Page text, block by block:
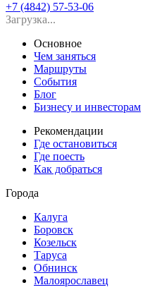
+7 (4842) 57-53-06
Загрузка...
Основное
Чем заняться
Маршруты
События
Блог
Бизнесу и инвесторам
Рекомендации
Где остановиться
Где поесть
Как добраться
Города
Калуга
Боровск
Козельск
Таруса
Обнинск
Малоярославец